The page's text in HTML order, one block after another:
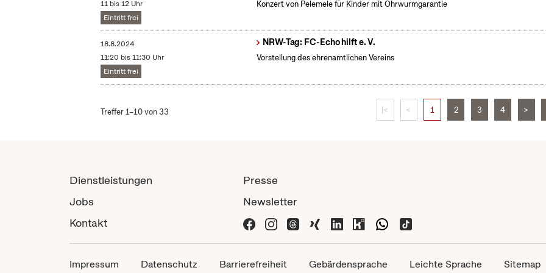
11 bis 12 Uhr
Eintritt frei
Konzert von Pelemele für Kinder mit Ohrwurmgarantie
18.8.2024
11:20 bis 11:30 Uhr
Eintritt frei
NRW-Tag: FC-Echo hilft e. V.
Vorstellung des ehrenamtlichen Vereins
Treffer 1–10 von 33 |< < 1 2 3 4 >
Dienstleistungen
Jobs
Kontakt
Presse
Newsletter
Impressum Datenschutz Barrierefreiheit Gebärdensprache Leichte Sprache Sitemap